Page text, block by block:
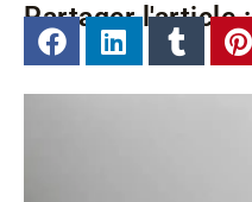
Partager l'article :